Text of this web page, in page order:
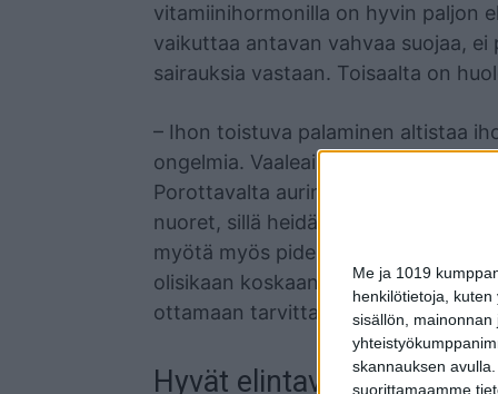
Me ja 1019
henkilötietoja,
sisällön, mainonnan
skannauksen
suorittamaamme
vitamiinihormonilla on hyvin paljon
vaikuttaa antavan vahvaa suojaa,
sairauksia vastaan. Toisaalta on
– Ihon toistuva palaminen altistaa
ongelmia. Vaaleaihoisimmat,
Porottavalta auringolta on erityisen
nuoret, sillä heidän ihonsa on
myötä myös pidempään
olisikaan koskaan palanut.
ottamaan tarvittaessa yhteyden
Hyvät elintavat suojaavat